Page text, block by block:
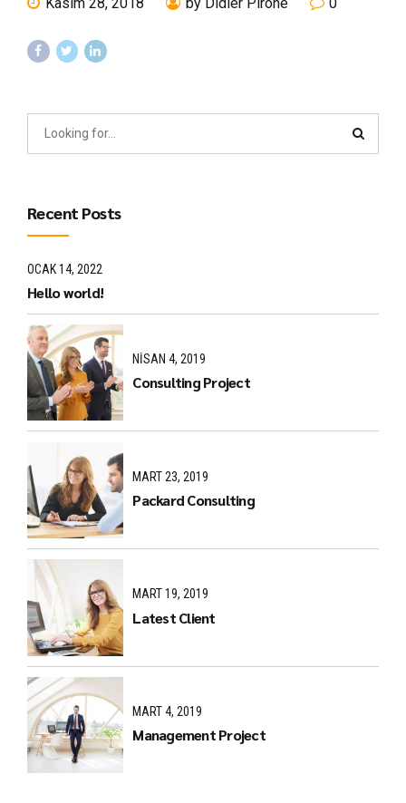
Recent Posts
OCAK 14, 2022
Hello world!
NISAN 4, 2019
Consulting Project
MART 23, 2019
Packard Consulting
MART 19, 2019
Latest Client
MART 4, 2019
Management Project